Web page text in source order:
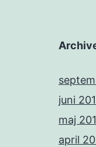
juni
maj
april